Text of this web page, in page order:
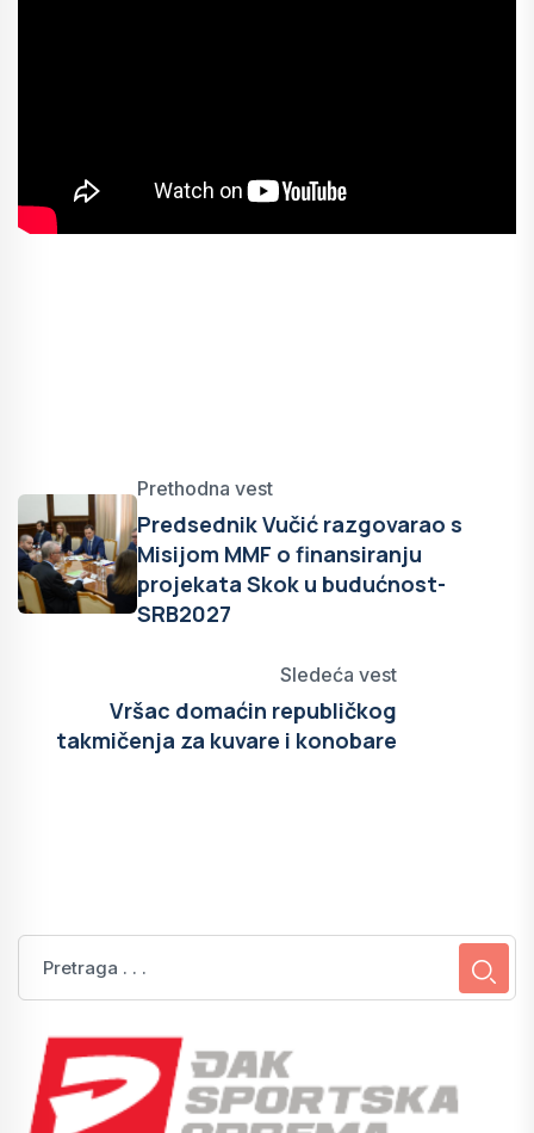
Prethodna vest
Predsednik Vučić razgovarao s
Misijom MMF o finansiranju
projekata Skok u budućnost-
SRB2027
Sledeća vest
Vršac domaćin republičkog
takmičenja za kuvare i konobare